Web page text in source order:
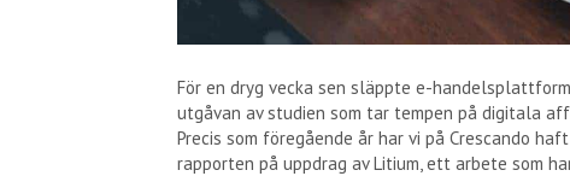
För en dryg vecka sen släppte e-
utgåvan av studien som tar tempen på digitala
Precis som föregående år har vi på Crescando
rapporten på uppdrag av Litium, ett arbete som